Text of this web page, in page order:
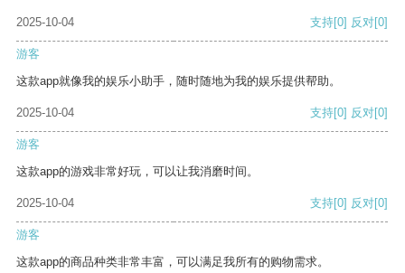
2025-10-04 支持[0] 反对[0]
游客
这款app就像我的娱乐小助手，随时随地为我的娱乐提供帮助。
2025-10-04 支持[0] 反对[0]
游客
这款app的游戏非常好玩，可以让我消磨时间。
2025-10-04 支持[0] 反对[0]
游客
这款app的商品种类非常丰富，可以满足我所有的购物需求。